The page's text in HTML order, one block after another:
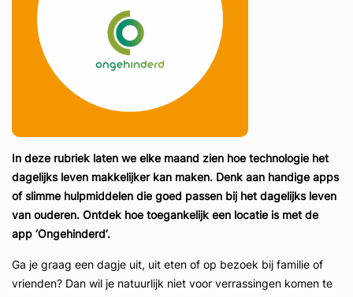
In deze rubriek laten we elke maand zien hoe technologie het
dagelijks leven makkelijker kan maken. Denk aan handige apps
of slimme hulpmiddelen die goed passen bij het dagelijks leven
van ouderen. Ontdek hoe toegankelijk een locatie is met de
app ‘Ongehinderd’.
Ga je graag een dagje uit, uit eten of op bezoek bij familie of
vrienden? Dan wil je natuurlijk niet voor verrassingen komen te